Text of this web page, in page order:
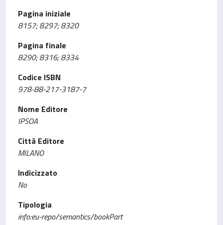
Pagina iniziale
8157; 8297; 8320
Pagina finale
8290; 8316; 8334
Codice ISBN
978-88-217-3187-7
Nome Editore
IPSOA
Città Editore
MILANO
Indicizzato
No
Tipologia
info:eu-repo/semantics/bookPart